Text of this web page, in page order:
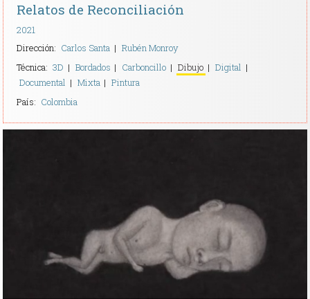
Relatos de Reconciliación
2021
Dirección: Carlos Santa
Rubén Monroy
Técnica: 3D Bordados Carboncillo Dibujo
Digital
Documental
Mixta
Pintura
País: Colombia